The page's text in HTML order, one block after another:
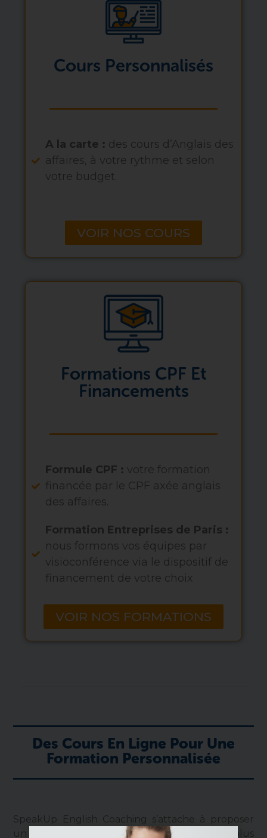
Cours Personnalisés
A la carte : des cours d’Anglais des
affaires, à votre rythme et selon
votre budget.
VOIR NOS COURS
Formations CPF Et
Financements
Formule CPF : votre formation
financée par le CPF axée anglais
des affaires.
Formation Entreprises de Paris :
nous formons vos équipes par
visioconférence via le dispositif de
financement de votre choix
VOIR NOS FORMATIONS
Des Cours En Ligne Pour Une
Formation Personnalisée
SpeakUp English Coaching s’attache à proposer
un programme de formation d’Anglais le plus